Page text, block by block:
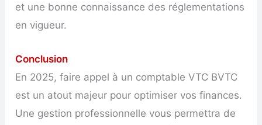
et une bonne connaissance des réglementations
en vigueur.
Conclusion
En 2025, faire appel à un comptable VTC BVTC
est un atout majeur pour optimiser vos finances.
Une gestion professionnelle vous permettra de